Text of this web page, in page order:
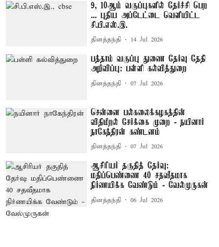
9, 10ஆம் வகுப்புகளில் தேர்ச்சி பெற
... புதிய அப்டேட்டை வெளியிட்ட
சி.பி.எஸ்.இ.
தினத்தந்தி 14 Jul 2026
பத்தாம் வகுப்பு துணை தேர்வு தேதி
அறிவிப்பு: பள்ளி கல்வித்துறை
தினத்தந்தி 07 Jul 2026
சென்னை பல்கலைக்கழகத்தின்
விதிமீறல் சேர்க்கை முறை - நயினார்
நாகேந்திரன் கண்டனம்
தினத்தந்தி 07 Jul 2026
ஆசிரியர் தகுதித் தேர்வு:
மதிப்பெண்ணை 40 சதவீதமாக
நிர்ணயிக்க வேண்டும் - வேல்முருகன்
தினத்தந்தி 06 Jul 2026